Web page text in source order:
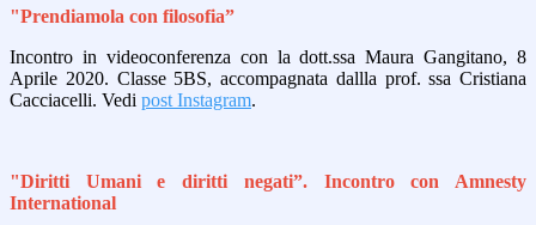
"Prendiamola con filosofia”
Incontro in videoconferenza con la dott.ssa Maura Gangitano, 8
Aprile 2020. Classe 5BS, accompagnata dallla prof. ssa Cristiana
Cacciacelli. Vedi post Instagram.
"Diritti Umani e diritti negati”. Incontro con Amnesty
International